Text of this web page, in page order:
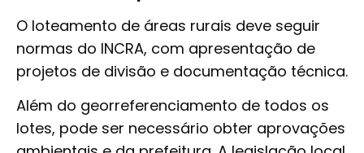
O loteamento de áreas rurais deve seguir
normas do INCRA, com apresentação de
projetos de divisão e documentação técnica.
Além do georreferenciamento de todos os
lotes, pode ser necessário obter aprovações